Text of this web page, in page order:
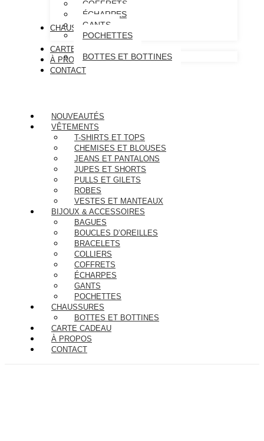
COFFRETS
ÉCHARPES
GANTS
POCHETTES
CHAUSSURES
BOTTES ET BOTTINES
CARTE CADEAU
À PROPOS
CONTACT
NOUVEAUTÉS
VÊTEMENTS
T-SHIRTS ET TOPS
CHEMISES ET BLOUSES
JEANS ET PANTALONS
JUPES ET SHORTS
PULLS ET GILETS
ROBES
VESTES ET MANTEAUX
BIJOUX & ACCESSOIRES
BAGUES
BOUCLES D’OREILLES
BRACELETS
COLLIERS
COFFRETS
ÉCHARPES
GANTS
POCHETTES
CHAUSSURES
BOTTES ET BOTTINES
CARTE CADEAU
À PROPOS
CONTACT